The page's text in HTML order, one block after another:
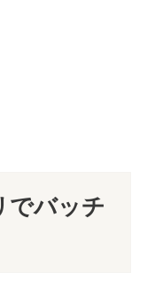
でバッチ